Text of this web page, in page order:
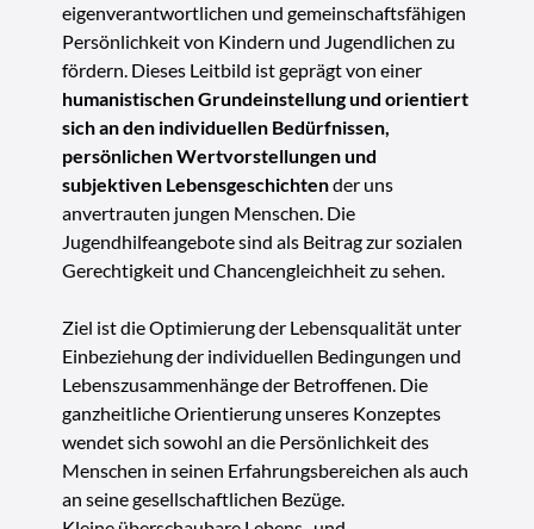
eigenverantwortlichen und gemeinschaftsfähigen
Persönlichkeit von Kindern und Jugendlichen zu
fördern. Dieses Leitbild ist geprägt von einer
humanistischen Grundeinstellung und orientiert
sich an den individuellen Bedürfnissen,
persönlichen Wertvorstellungen und
subjektiven Lebensgeschichtender uns
anvertrauten jungen Menschen. Die
Jugendhilfeangebote sind als Beitrag zur sozialen
Gerechtigkeit und Chancengleichheit zu sehen.
Ziel ist die Optimierung der Lebensqualität unter
Einbeziehung der individuellen Bedingungen und
Lebenszusammenhänge der Betroffenen. Die
ganzheitliche Orientierung unseres Konzeptes
wendet sich sowohl an die Persönlichkeit des
Menschen in seinen Erfahrungsbereichen als auch
an seine gesellschaftlichen Bezüge.